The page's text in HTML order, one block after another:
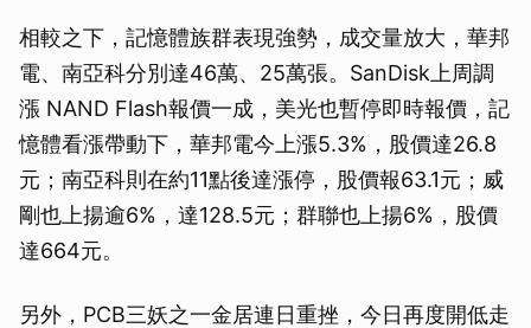
相較之下，記憶體族群表現強勢，成交量放大，華邦
電、南亞科分別達46萬、25萬張。SanDisk上周調
漲 NAND Flash報價一成，美光也暫停即時報價，記
憶體看漲帶動下，華邦電今上漲5.3%，股價達26.8
元；南亞科則在約11點後達漲停，股價報63.1元；威
剛也上揚逾6%，達128.5元；群聯也上揚6%，股價
達664元。
另外，PCB三妖之一金居連日重挫，今日再度開低走